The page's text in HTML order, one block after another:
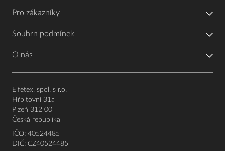
Pro zákazníky
Souhrn podmínek
O nás
Elfetex, spol. s r.o.
Hřbitovní 31a
Plzeň 312 00
Česká republika
IČO: 40524485
DIČ: CZ40524485